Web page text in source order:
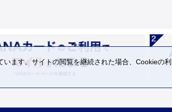
ます。サイトの閲覧を継続された場合、Cookieの